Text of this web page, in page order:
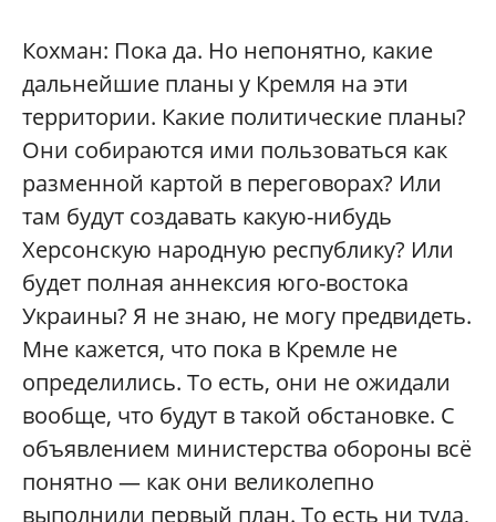
Кохман: Пока да. Но непонятно, какие
дальнейшие планы у Кремля на эти
территории. Какие политические планы?
Они собираются ими пользоваться как
разменной картой в переговорах? Или
там будут создавать какую-нибудь
Херсонскую народную республику? Или
будет полная аннексия юго-востока
Украины? Я не знаю, не могу предвидеть.
Мне кажется, что пока в Кремле не
определились. То есть, они не ожидали
вообще, что будут в такой обстановке. С
объявлением министерства обороны всё
понятно — как они великолепно
выполнили первый план. То есть ни туда,